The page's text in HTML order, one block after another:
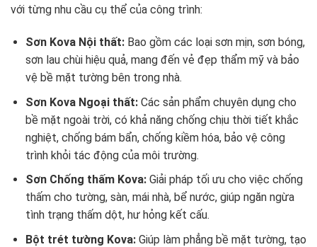
với từng nhu cầu cụ thể của công trình:
Sơn Kova Nội thất:Bao gồm các loại sơn mịn, sơn bóng,
sơn lau chùi hiệu quả, mang đến vẻ đẹp thẩm mỹ và bảo
vệ bề mặt tường bên trong nhà.
Sơn Kova Ngoại thất:Các sản phẩm chuyên dụng cho
bề mặt ngoài trời, có khả năng chống chịu thời tiết khắc
nghiệt, chống bám bẩn, chống kiềm hóa, bảo vệ công
trình khỏi tác động của môi trường.
Sơn Chống thấm Kova:Giải pháp tối ưu cho việc chống
thấm cho tường, sàn, mái nhà, bể nước, giúp ngăn ngừa
tình trạng thấm dột, hư hỏng kết cấu.
Bột trét tường Kova:Giúp làm phẳng bề mặt tường, tạo